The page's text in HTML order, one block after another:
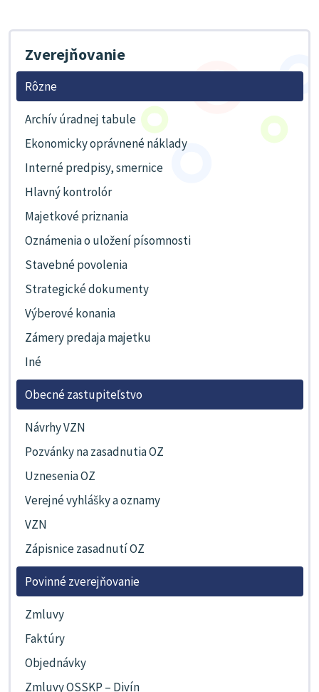
Zverejňovanie
Rôzne
Archív úradnej tabule
Ekonomicky oprávnené náklady
Interné predpisy, smernice
Hlavný kontrolór
Majetkové priznania
Oznámenia o uložení písomnosti
Stavebné povolenia
Strategické dokumenty
Výberové konania
Zámery predaja majetku
Iné
Obecné zastupiteľstvo
Návrhy VZN
Pozvánky na zasadnutia OZ
Uznesenia OZ
Verejné vyhlášky a oznamy
VZN
Zápisnice zasadnutí OZ
Povinné zverejňovanie
Zmluvy
Faktúry
Objednávky
Zmluvy OSSKP – Divín